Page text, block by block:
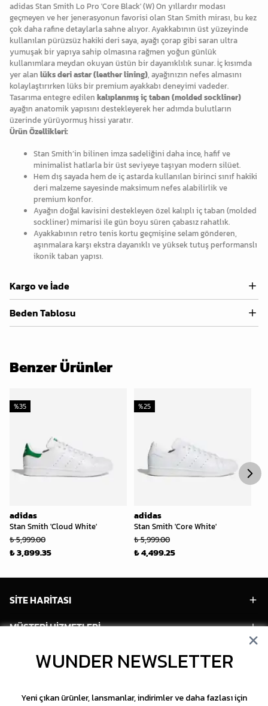
adidas Stan Smith Lo Pro 'Core Black' (W) On yıllardır modası
geçmeyen ve her jenerasyonun favorisi olan Stan Smith mirası, bu kez
çok daha rafine detaylarla sahne alıyor. Ayakkabının üst yüzeyinde
kullanılan pürüzsüz hakiki deri saya, ayağı çorap gibi saran ultra
yumuşak bir yapıya sahip olmasına rağmen yoğun günlük
kullanımlara meydan okuyan üstün bir dayanıklılık sunar. İç kısımda
yer alan lüks deri astar (leather lining), ayağınızın nefes almasını
kolaylaştırırken lüks bir premium ayakkabı deneyimi vadeder.
Tasarıma entegre edilen kalıplanmış iç taban (molded sockliner)
ayağın anatomik yapısını destekleyerek her adımda bulutların
üzerinde yürüyormuş hissi yaratır.
Ürün Özellikleri:
Stan Smith’in bilinen imza sadeliğini daha ince, hafif ve
minimalist hatlarla bir üst seviyeye taşıyan modern silüet.
Hem dış sayada hem de iç astarda kullanılan birinci sınıf hakiki
deri malzeme sayesinde maksimum nefes alabilirlik ve
premium konfor.
Ayağın doğal kavisini destekleyen özel kalıplı iç taban (molded
sockliner) mimarisi ile gün boyu süren çabasız rahatlık.
Ayakkabının retro tenis kortu geçmişine selam gönderen,
aşınmalara karşı ekstra dayanıklı ve yüksek tutuş performanslı
ikonik taban yapısı.
Kargo ve İade
Beden Tablosu
Benzer Ürünler
adidas
Stan Smith 'Cloud White'
%35
₺ 5,999.00
₺ 3,899.35
adidas
Stan Smith 'Core White'
%25
₺ 5,999.00
₺ 4,499.25
SİTE HARİTASI
MÜŞTERİ HİZMETLERİ
HESABIMWUNDER NEWSLETTER
Yeni çıkan ürünler, lansmanlar, indirimler ve daha fazlası için